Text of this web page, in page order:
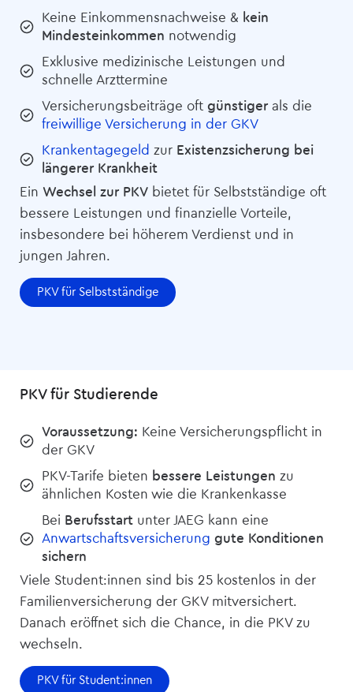
Keine Einkommensnachweise & kein
Mindesteinkommen notwendig
Exklusive medizinische Leistungen und
schnelle Arzttermine
Versicherungsbeiträge oft günstiger als die
freiwillige Versicherung in der GKV
Krankentagegeld zur Existenzsicherung bei
längerer Krankheit
Ein Wechsel zur PKV bietet für Selbstständige oft
bessere Leistungen und finanzielle Vorteile,
insbesondere bei höherem Verdienst und in
jungen Jahren.
PKV für Selbstständige
PKV für Studierende
Voraussetzung: Keine Versicherungspflicht in
der GKV
PKV-Tarife bieten bessere Leistungen zu
ähnlichen Kosten wie die Krankenkasse
Bei Berufsstart unter JAEG kann eine
Anwartschafts­versicherung gute Konditionen
sichern
Viele Student:innen sind bis 25 kostenlos in der
Familien­versicherung der GKV mitversichert.
Danach eröffnet sich die Chance, in die PKV zu
wechseln.
PKV für Student:innen